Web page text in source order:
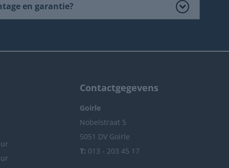
en garantie?
Contactgegevens
Goirle
Nobelstraat 5
5051 DV Goirle
T: 013 - 203 45 17